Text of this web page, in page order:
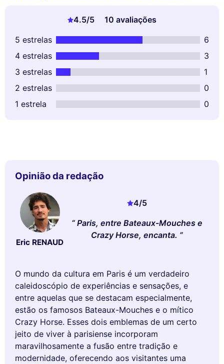
4.5/5
10 avaliações
5 estrelas
6
4 estrelas
3
3 estrelas
1
2 estrelas
0
1 estrela
0
Opinião da redação
Eric RENAUD
4/5
Paris, entre Bateaux-Mouches e
Crazy Horse, encanta.
O mundo da cultura em Paris é um verdadeiro
caleidoscópio de experiências e sensações, e
entre aquelas que se destacam especialmente,
estão os famosos Bateaux-Mouches e o mítico
Crazy Horse. Esses dois emblemas de um certo
jeito de viver à parisiense incorporam
maravilhosamente a fusão entre tradição e
modernidade, oferecendo aos visitantes uma